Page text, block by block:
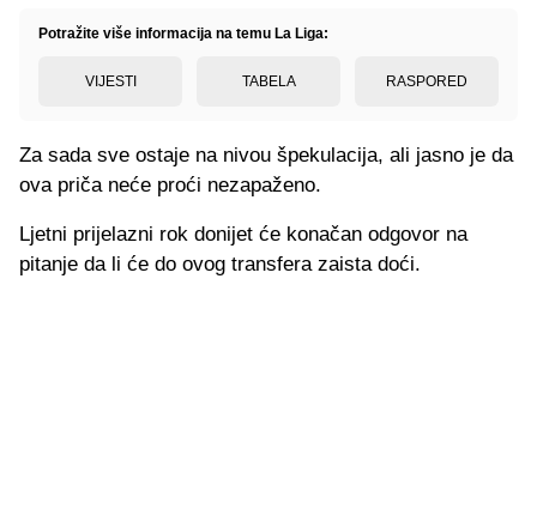
Potražite više informacija na temu La Liga:
VIJESTI TABELA RASPORED
Za sada sve ostaje na nivou špekulacija, ali jasno je da
ova priča neće proći nezapaženo.
Ljetni prijelazni rok donijet će konačan odgovor na
pitanje da li će do ovog transfera zaista doći.